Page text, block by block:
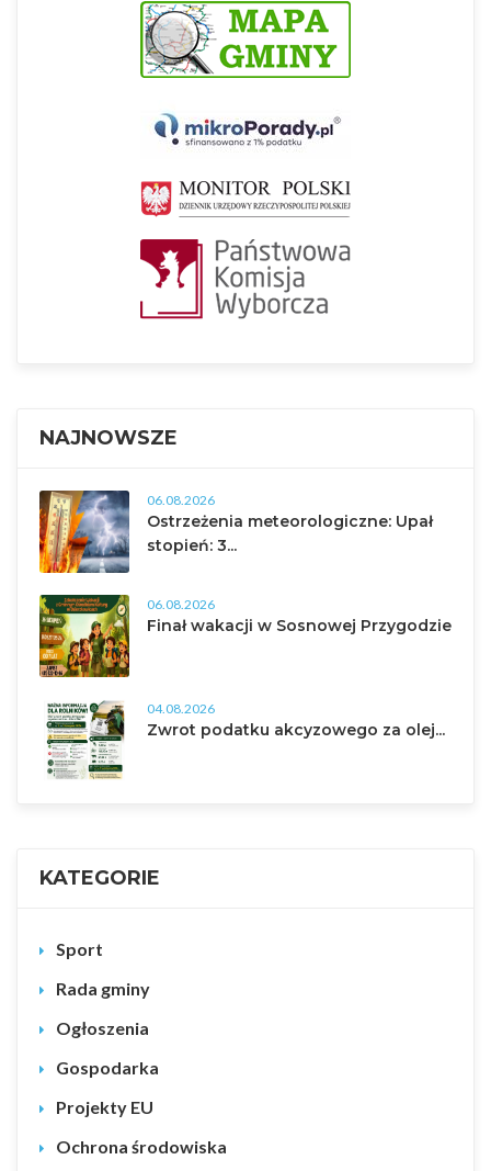
NAJNOWSZE
06.08.2026
Ostrzeżenia meteorologiczne: Upał
stopień: 3...
06.08.2026
Finał wakacji w Sosnowej Przygodzie
04.08.2026
Zwrot podatku akcyzowego za olej...
KATEGORIE
Sport
Rada gminy
Ogłoszenia
Gospodarka
Projekty EU
Ochrona środowiska